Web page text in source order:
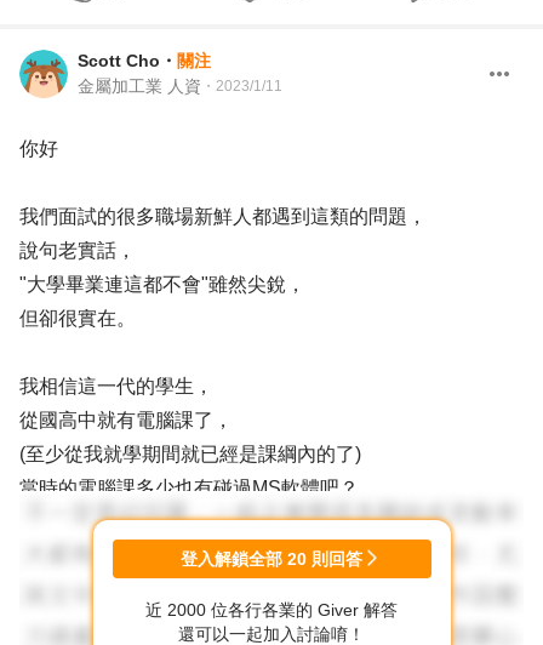
Scott Cho ・ 關注
金屬加工業 人資 ・ 2023/1/11
你好
我們面試的很多職場新鮮人都遇到這類的問題，
說句老實話，
"大學畢業連這都不會"雖然尖銳，
但卻很實在。
我相信這一代的學生，
從國高中就有電腦課了，
(至少從我就學期間就已經是課綱內的了)
當時的電腦課多少也有碰過MS軟體吧？
怎麼現在一點都不會了呢？
你遇到的問題是：
登入解鎖全部 20 則回答
近 2000 位各行各業的 Giver 解答
還可以一起加入討論唷！